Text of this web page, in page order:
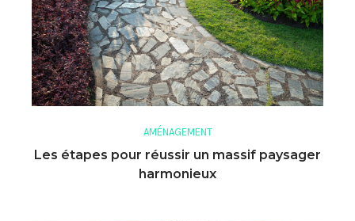
AMÉNAGEMENT
Les étapes pour réussir un massif paysager
harmonieux